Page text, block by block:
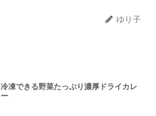
ゆり子
冷凍できる野菜たっぷり濃厚ドライカレ
ー